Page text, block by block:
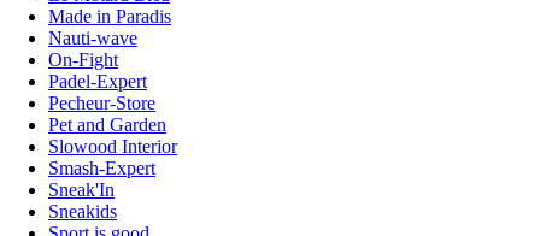
Made in Paradis
Nauti-wave
On-Fight
Padel-Expert
Pecheur-Store
Pet and Garden
Slowood Interior
Smash-Expert
Sneak'In
Sneakids